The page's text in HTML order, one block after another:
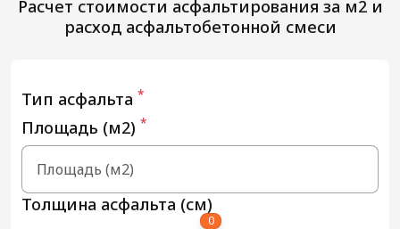
Расчет стоимости асфальтирования за м2 и
расход асфальтобетонной смеси
Тип асфальта *
Площадь (м2) *
Толщина асфальта (см)
0